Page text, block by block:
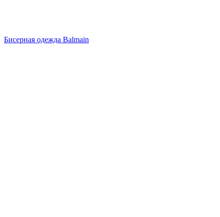
Бисерная одежда Balmain